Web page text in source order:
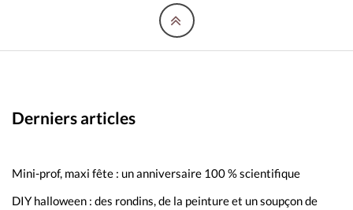
Derniers articles
Mini-prof, maxi fête : un anniversaire 100 % scientifique
DIY halloween : des rondins, de la peinture et un soupçon de